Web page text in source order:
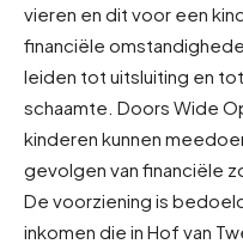
vieren en dit voor een
financiële
leiden tot uitsluiting en
schaamte. Doors Wide
kinderen kunnen
gevolgen van financiële
De voorziening is
inkomen die in Hof van